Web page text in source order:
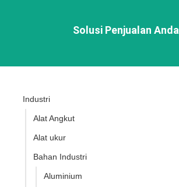
Solusi Penjualan Anda
Industri
Alat Angkut
Alat ukur
Bahan Industri
Aluminium